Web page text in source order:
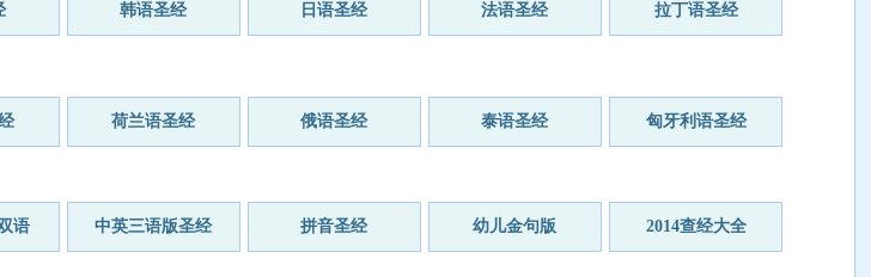
韩语圣经 日语圣经 法语圣经 拉丁语圣经
荷兰语圣经 俄语圣经 泰语圣经 匈牙利语圣经
语 中英三语版圣经 拼音圣经 幼儿金句版 2014查经大全